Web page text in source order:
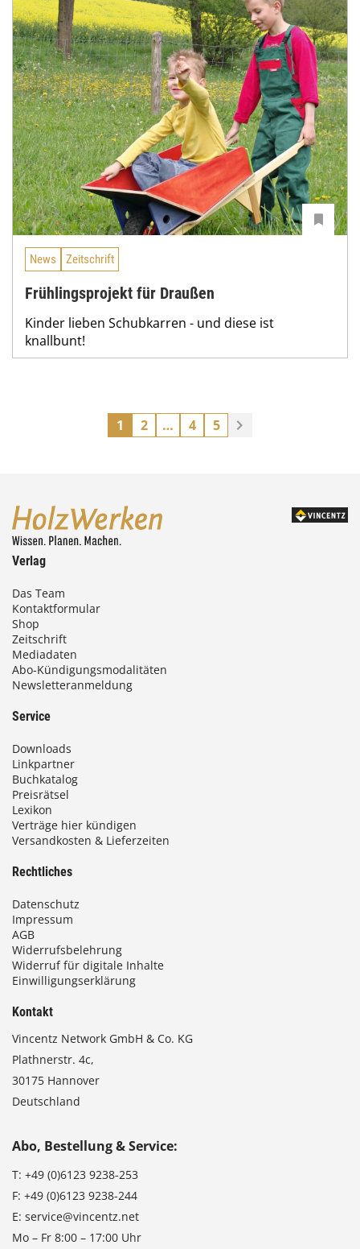
News Zeitschrift
Frühlingsprojekt für Draußen
Kinder lieben Schubkarren - und diese ist
knallbunt!
1 2 … 4 5
Verlag
Das Team
Kontaktformular
Shop
Zeitschrift
Mediadaten
Abo-Kündigungsmodalitäten
Newsletteranmeldung
Service
Downloads
Linkpartner
Buchkatalog
Preisrätsel
Lexikon
Verträge hier kündigen
Versandkosten & Lieferzeiten
Rechtliches
Datenschutz
Impressum
AGB
Widerrufsbelehrung
Widerruf für digitale Inhalte
Einwilligungserklärung
Kontakt
Vincentz Network GmbH & Co. KG
Plathnerstr. 4c,
30175 Hannover
Deutschland
Abo, Bestellung & Service:
T: +49 (0)6123 9238-253
F: +49 (0)6123 9238-244
E: service@vincentz.net
Mo – Fr 8:00 – 17:00 Uhr